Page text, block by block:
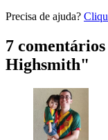
Precisa de ajuda?
7
Highsmith"